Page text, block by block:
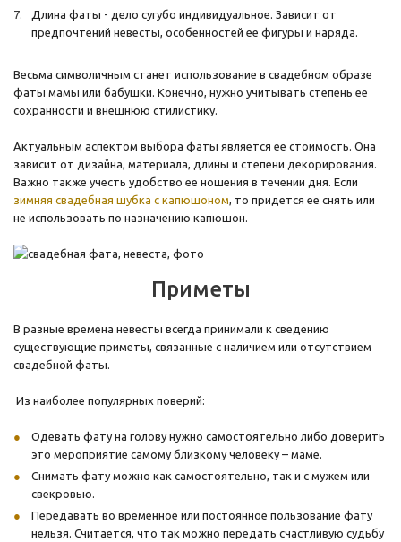
Длина фаты - дело сугубо индивидуальное. Зависит от
предпочтений невесты, особенностей ее фигуры и наряда.
Весьма символичным станет использование в свадебном образе
фаты мамы или бабушки. Конечно, нужно учитывать степень ее
сохранности и внешнюю стилистику.
Актуальным аспектом выбора фаты является ее стоимость. Она
зависит от дизайна, материала, длины и степени декорирования.
Важно также учесть удобство ее ношения в течении дня. Если
зимняя свадебная шубка с капюшоном, то придется ее снять или
не использовать по назначению капюшон.
Приметы
В разные времена невесты всегда принимали к сведению
существующие приметы, связанные с наличием или отсутствием
свадебной фаты.
Из наиболее популярных поверий:
Одевать фату на голову нужно самостоятельно либо доверить
это мероприятие самому близкому человеку – маме.
Снимать фату можно как самостоятельно, так и с мужем или
свекровью.
Передавать во временное или постоянное пользование фату
нельзя. Считается, что так можно передать счастливую судьбу